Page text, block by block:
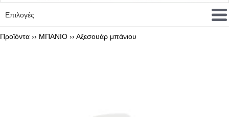
Επιλογές
Προϊόντα ›› ΜΠΑΝΙΟ ›› Αξεσουάρ μπάνιου